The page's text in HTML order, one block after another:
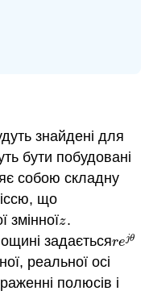
знайдені для
бути побудовані
собою складну
що
змінноїz
z.
задаєтьсяrejθ
rejθ
реальної осі
полюсів і